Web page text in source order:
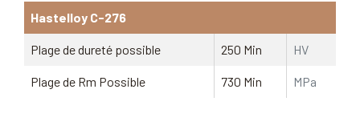
Hastelloy C-276
Plage de dureté possible 250 Min HV
Plage de Rm Possible 730 Min MPa